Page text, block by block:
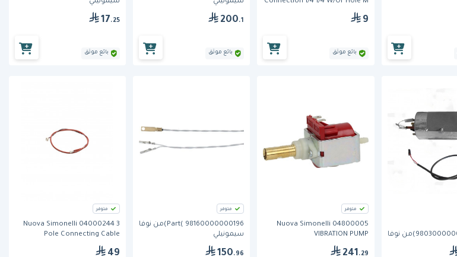
9
بائع موثق
200.1
بائع موثق
17.25
بائع موثق
980300000001300001)من نوفا
متوفر
Nuova Simonelli 04800005
VIBRATION PUMP
241.29
متوفر
Part( 98160000000196)من نوفا
سيمونيلي
150.96
متوفر
Nuova Simonelli 04000244 3
Pole Connecting Cable
49